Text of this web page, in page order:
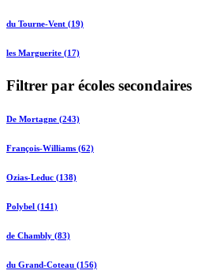
du Tourne-Vent (19)
les Marguerite (17)
Filtrer par écoles secondaires
De Mortagne (243)
François-Williams (62)
Ozias-Leduc (138)
Polybel (141)
de Chambly (83)
du Grand-Coteau (156)